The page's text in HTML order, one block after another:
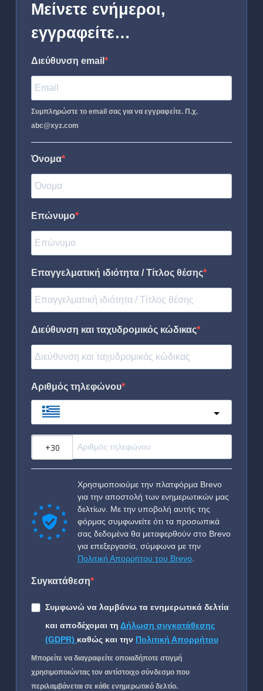
Μείνετε ενήμεροι,
εγγραφείτε…
Διεύθυνση email
Συμπληρώστε το email σας για να εγγραφείτε. Π.χ.
abc@xyz.com
Όνομα
Επώνυμο
Επαγγελματική ιδιότητα / Τίτλος θέσης
Διεύθυνση και ταχυδρομικός κώδικας
Αριθμός τηλεφώνου
Χρησιμοποιούμε την πλατφόρμα Brevo
για την αποστολή των ενημερωτικών μας
δελτίων. Με την υποβολή αυτής της
φόρμας συμφωνείτε ότι τα προσωπικά
σας δεδομένα θα μεταφερθούν στο Brevo
για επεξεργασία, σύμφωνα με την
Πολιτική Απορρήτου του Brevo
Συγκατάθεση
Συμφωνώ να λαμβάνω τα ενημερωτικά δελτία
και αποδέχομαι τη Δήλωση συγκατάθεσης
(GDPR) καθώς και την Πολιτική Απορρήτου
Μπορείτε να διαγραφείτε οποιαδήποτε στιγμή
χρησιμοποιώντας τον αντίστοιχο σύνδεσμο που
περιλαμβάνεται σε κάθε ενημερωτικό δελτίο.